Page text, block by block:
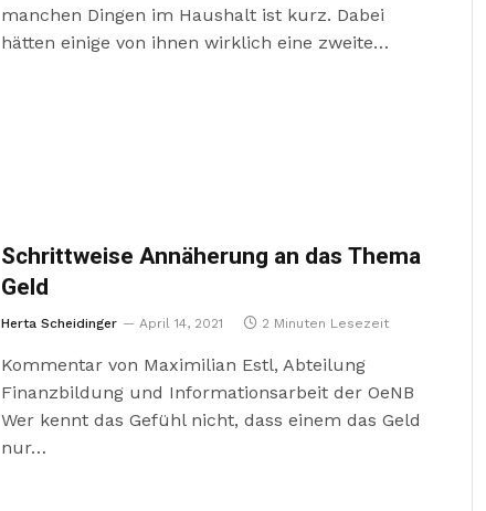
manchen Dingen im Haushalt ist kurz. Dabei
hätten einige von ihnen wirklich eine zweite…
Schrittweise Annäherung an das Thema
Geld
Herta Scheidinger April 14, 2021 2 Minuten Lesezeit
Kommentar von Maximilian Estl, Abteilung
Finanzbildung und Informationsarbeit der OeNB
Wer kennt das Gefühl nicht, dass einem das Geld
nur…